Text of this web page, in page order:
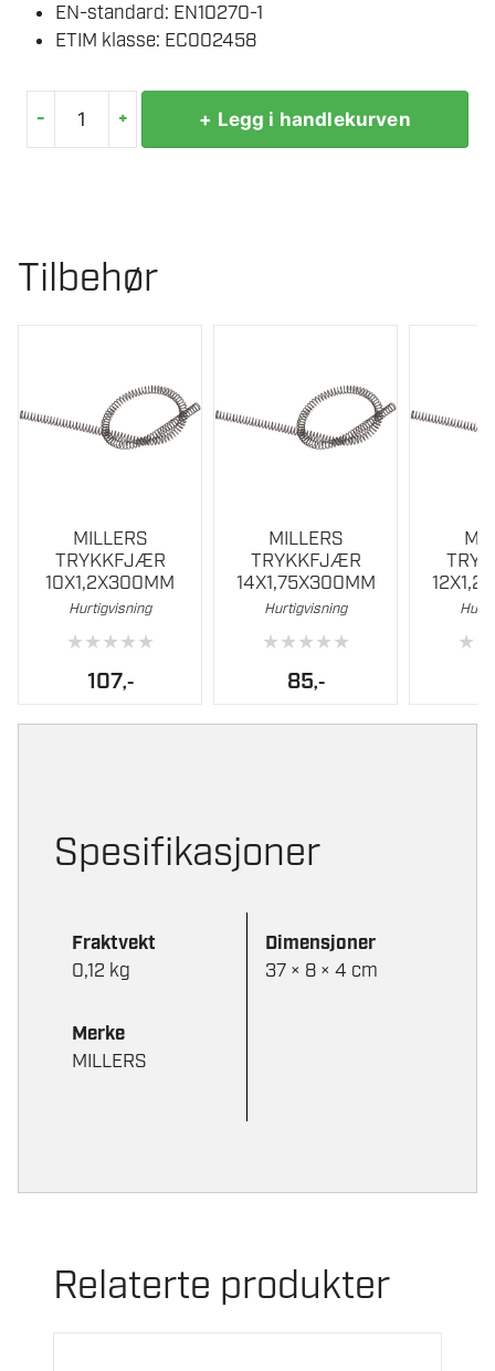
EN-standard: EN10270-1
ETIM klasse: EC002458
-
MILLERS
+ + Legg i handlekurven
Tilbehør
MILLERS
TRYKKFJÆR
10X1,2X300MM
Hurtigvisning
★★★★★
107,-
MILLERS
TRYKKFJÆR
14X1,75X300MM
Hurtigvisning
★★★★★
85,-
★
Spesifikasjoner
Fraktvekt
0,12 kg
Dimensjoner
37 × 8 × 4 cm
Merke
MILLERS
Relaterte produkter